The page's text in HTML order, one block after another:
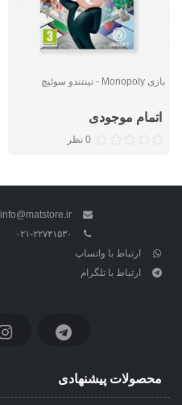
بازی Monopoly - نینتندو سوئیچ
اتمام موجودی
0 نظر
info@matstore.ir
۰۲۱-۲۲۷۴۱۵۳۰
ارتباط با واتساپ
ارتباط با تلگرام
محصولات پیشنهادی